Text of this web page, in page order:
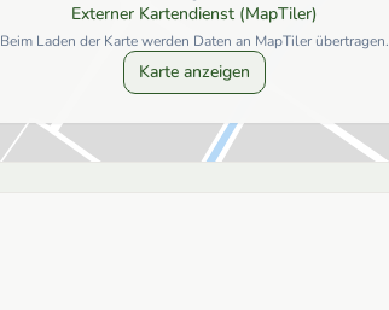
Externer Kartendienst (MapTiler)
Beim Laden der Karte werden Daten an MapTiler übertragen.
Karte anzeigen